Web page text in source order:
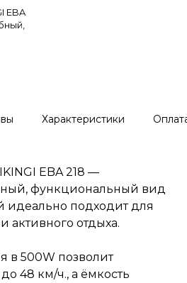
EBA
и не
Характеристики
EBA 218 —
функциональный вид
идеально подходит для
активного отдыха.
в 500W позволит
48 км/ч., а ёмкость